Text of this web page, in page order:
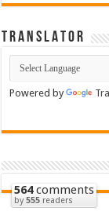
T R A N S L A T O R
Powered by
564comments
by555 readers